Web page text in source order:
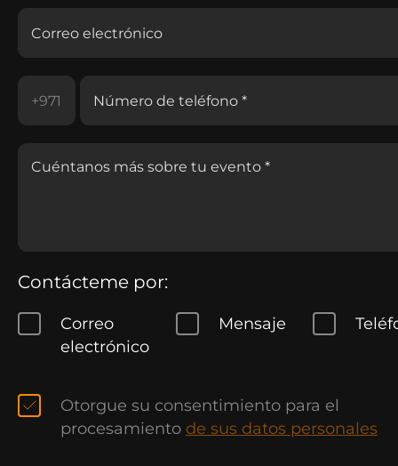
Contácteme por:
Correo
electrónico
Mensaje
Otorgue su consentimiento para el
procesamiento de sus datos personales